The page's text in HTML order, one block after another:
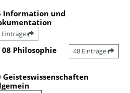
Information und
Einträge
08 Philosophie 48 Einträge
Geisteswissenschaften